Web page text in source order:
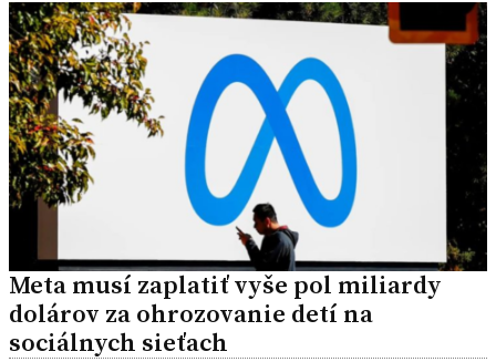
Meta musí zaplatiť vyše pol miliardy
dolárov za ohrozovanie detí na
sociálnych sieťach